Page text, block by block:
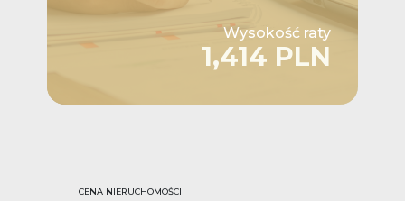
Wysokość raty
1,414 PLN
CENA NIERUCHOMOŚCI